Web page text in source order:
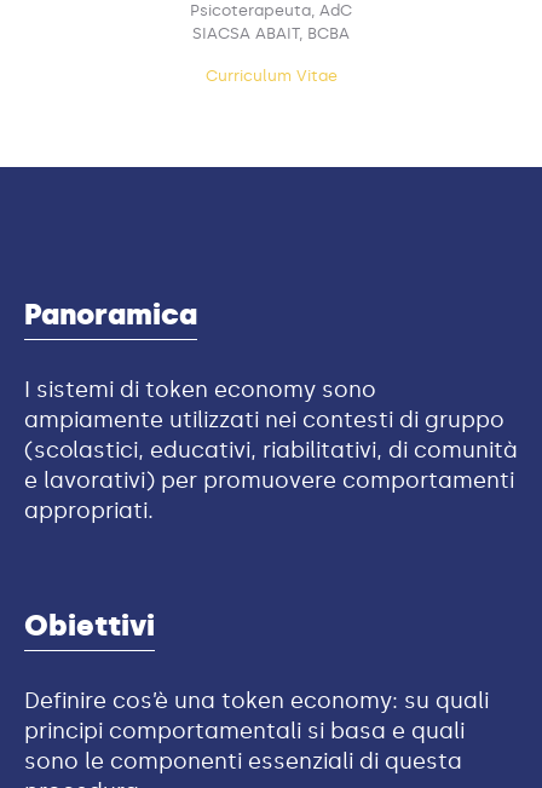
Psicoterapeuta, AdC
SIACSA ABAIT, BCBA
Curriculum Vitae
Panoramica
I sistemi di token economy sono
ampiamente utilizzati nei contesti di gruppo
(scolastici, educativi, riabilitativi, di comunità
e lavorativi) per promuovere comportamenti
appropriati.
Obiettivi
Definire cos’è una token economy: su quali
principi comportamentali si basa e quali
sono le componenti essenziali di questa